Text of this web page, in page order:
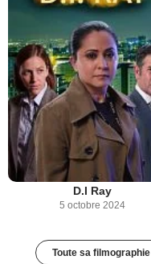
D.I Ray
5 octobre 2024
Toute sa filmographie